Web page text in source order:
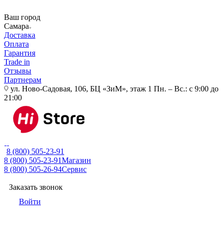
Ваш город
Самара
Доставка
Оплата
Гарантия
Trade in
Отзывы
Партнерам
ул. Ново-Садовая, 106, БЦ «ЗиМ», этаж 1 Пн. – Вс.: с 9:00 до
21:00
8 (800) 505-23-91
8 (800) 505-23-91Магазин
8 (800) 505-26-94Сервис
Заказать звонок
Войти